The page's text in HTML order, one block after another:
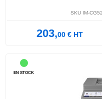
SKU IM-
203,00€HT
EN STOCK